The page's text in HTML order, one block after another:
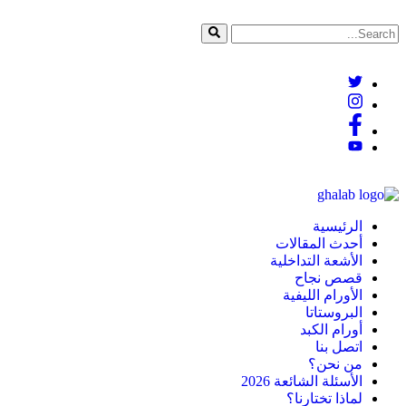
الرئيسية
أحدث المقالات
الأشعة التداخلية
قصص نجاح
الأورام الليفية
البروستاتا
أورام الكبد
اتصل بنا
من نحن؟
الأسئلة الشائعة 2026
لماذا تختارنا؟